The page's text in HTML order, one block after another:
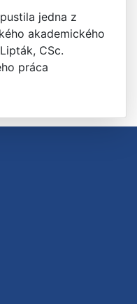
jedna z
akademického
CSc.
práca